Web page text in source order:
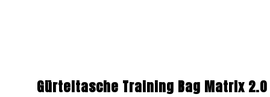
Gürteltasche Training Bag Matrix 2.0